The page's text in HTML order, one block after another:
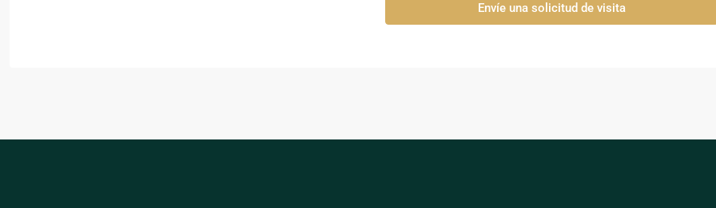
Envíe una solicitud de visita